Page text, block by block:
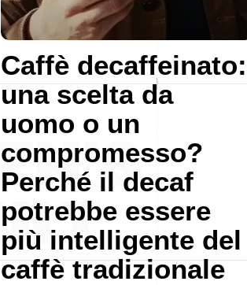
Caffè decaffeinato:
una scelta da
uomo o un
compromesso?
Perché il decaf
potrebbe essere
più intelligente del
caffè tradizionale